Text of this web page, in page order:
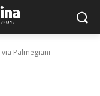
Palmegiani